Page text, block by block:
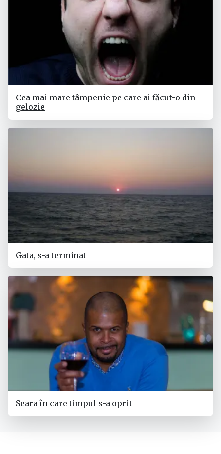
Cea mai mare tâmpenie pe care ai făcut-o din
gelozie
Gata, s-a terminat
Seara în care timpul s-a oprit